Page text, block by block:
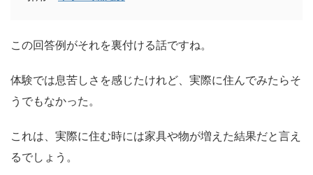
この回答例がそれを裏付ける話ですね。
体験では息苦しさを感じたけれど、実際に住んでみたらそ
うでもなかった。
これは、実際に住む時には家具や物が増えた結果だと言え
るでしょう。